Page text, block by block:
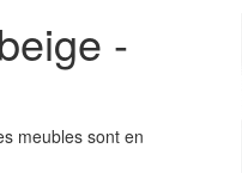
-
meubles sont en